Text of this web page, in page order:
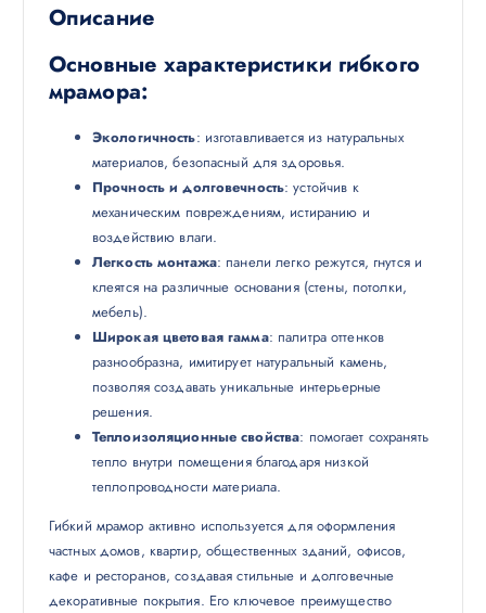
Описание
Основные характеристики гибкого
мрамора:
Экологичность: изготавливается из натуральных
материалов, безопасный для здоровья.
Прочность и долговечность: устойчив к
механическим повреждениям, истиранию и
воздействию влаги.
Легкость монтажа: панели легко режутся, гнутся и
клеятся на различные основания (стены, потолки,
мебель).
Широкая цветовая гамма: палитра оттенков
разнообразна, имитирует натуральный камень,
позволяя создавать уникальные интерьерные
решения.
Теплоизоляционные свойства: помогает сохранять
тепло внутри помещения благодаря низкой
теплопроводности материала.
Гибкий мрамор активно используется для оформления
частных домов, квартир, общественных зданий, офисов,
кафе и ресторанов, создавая стильные и долговечные
декоративные покрытия. Его ключевое преимущество